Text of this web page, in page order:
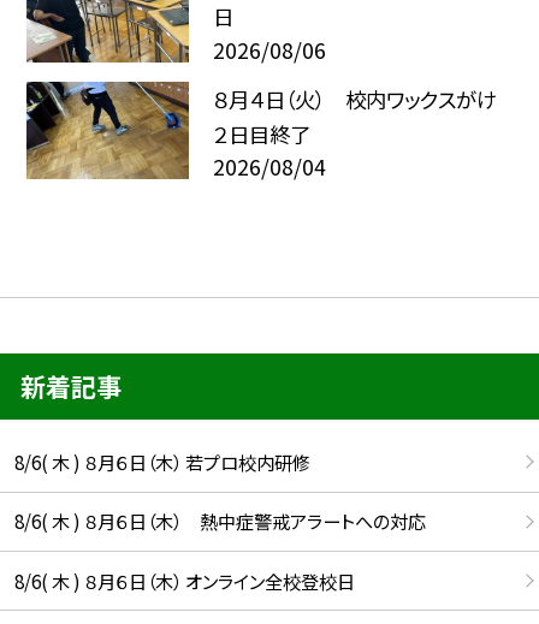
日
2026/08/06
８月４日（火） 校内ワックスがけ
２日目終了
2026/08/04
新着記事
8/6( 木 ) ８月６日（木） 若プロ校内研修
8/6( 木 ) ８月６日（木） 熱中症警戒アラートへの対応
8/6( 木 ) ８月６日（木） オンライン全校登校日